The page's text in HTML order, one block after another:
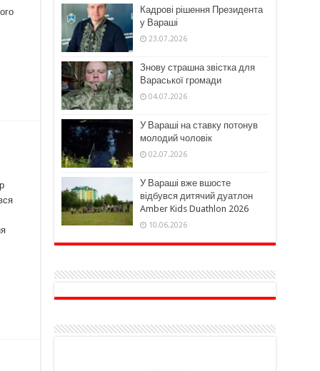
Кадрові рішення Президента
у Вараші
23.07.2026
Знову страшна звістка для
Вараської громади
04.07.2026
У Вараші на ставку потонув
молодий чоловік
02.07.2026
У Вараші вже вшосте
відбувся дитячий дуатлон
Amber Kids Duathlon 2026
10.06.2026